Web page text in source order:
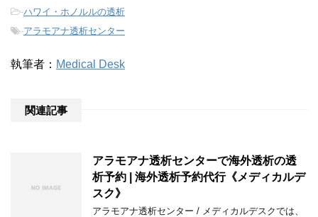
-ハワイ・ホノルルの透析
-アラモアナ透析センター
執筆者： Medical Desk
関連記事
アラモアナ透析センターで海外透析の透
析予約 | 海外透析予約代行《メディカルデ
スク》
アラモアナ透析センター / メディカルデスクでは、